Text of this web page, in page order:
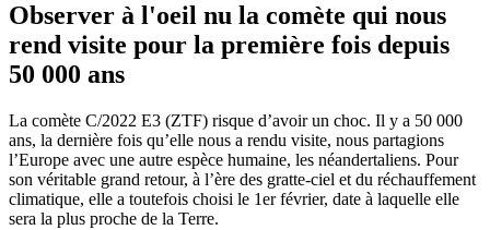
Observer à l'oeil nu la comète qui nous
rend visite pour la première fois depuis
50 000 ans
La comète C/2022 E3 (ZTF) risque d’avoir un choc. Il y a 50 000
ans, la dernière fois qu’elle nous a rendu visite, nous partagions
l’Europe avec une autre espèce humaine, les néandertaliens. Pour
son véritable grand retour, à l’ère des gratte-ciel et du réchauffement
climatique, elle a toutefois choisi le 1er février, date à laquelle elle
sera la plus proche de la Terre.